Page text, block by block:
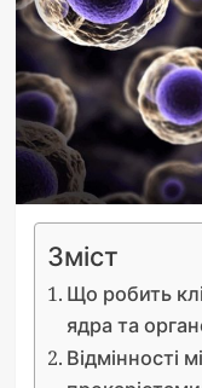
Зміст
Що робить
ядра та
Відмінності